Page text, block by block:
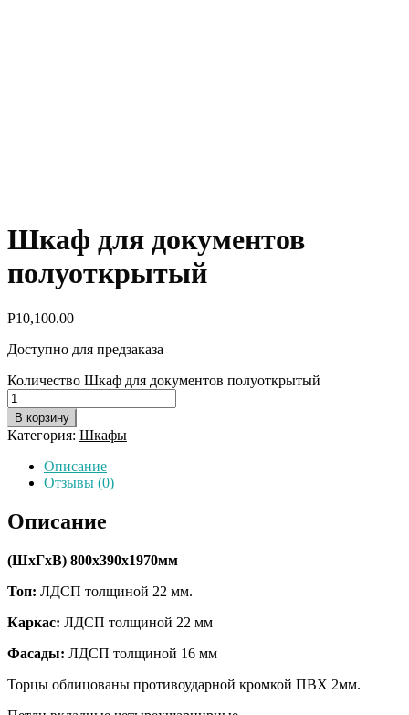
Шкаф для документов
полуоткрытый
Р10,100.00
Доступно для предзаказа
Количество Шкаф для документов полуоткрытый
В корзину
Категория: Шкафы
Описание
Отзывы (0)
Описание
(ШхГхВ) 800х390х1970мм
Топ: ЛДСП толщиной 22 мм.
Каркас: ЛДСП толщиной 22 мм
Фасады: ЛДСП толщиной 16 мм
Торцы облицованы противоударной кромкой ПВХ 2мм.